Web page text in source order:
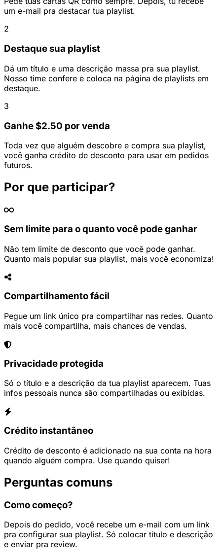
um e-mail pra destacar tua playlist.
2
Destaque sua playlist
Dá um título e uma descrição massa pra sua playlist.
Nosso time confere e coloca na página de playlists em
destaque.
3
Ganhe $2.50 por venda
Toda vez que alguém descobre e compra sua playlist,
você ganha crédito de desconto para usar em pedidos
futuros.
Por que participar?
Sem limite para o quanto você pode ganhar
Não tem limite de desconto que você pode ganhar.
Quanto mais popular sua playlist, mais você economiza!
Compartilhamento fácil
Pegue um link único pra compartilhar nas redes. Quanto
mais você compartilha, mais chances de vendas.
Privacidade protegida
Só o título e a descrição da tua playlist aparecem. Tuas
infos pessoais nunca são compartilhadas ou exibidas.
Crédito instantâneo
Crédito de desconto é adicionado na sua conta na hora
quando alguém compra. Use quando quiser!
Perguntas comuns
Como começo?
Depois do pedido, você recebe um e-mail com um link
pra configurar sua playlist. Só colocar título e descrição
e enviar pra review.